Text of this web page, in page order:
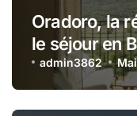
Oradoro, la
le séjour en
admin3862